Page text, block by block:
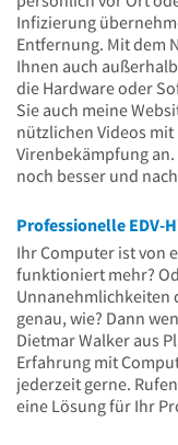
Infizierung
Entfernung. Mit dem
Ihnen auch
die Hardware oder
Sie auch meine
nützlichen Videos
Virenbekämpfung
noch besser und
Professionelle EDV-
Ihr Computer ist von
funktioniert mehr?
Unnanehmlichkeiten
genau, wie? Dann
Dietmar Walker aus
Erfahrung mit
jederzeit gerne.
eine Lösung für Ihr